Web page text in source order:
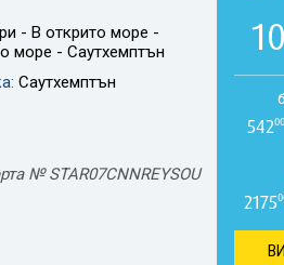
- В открито море -
море - Саутхемптън
Саутхемптън
№ STAR07CNNREYSOU
54200
2175